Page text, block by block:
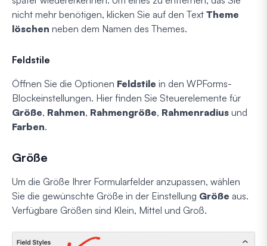
nicht mehr benötigen, klicken Sie auf den Text Theme
löschen neben dem Namen des Themes.
Feldstile
Öffnen Sie die Optionen Feldstile in den WPForms-
Blockeinstellungen. Hier finden Sie Steuerelemente für
Größe, Rahmen, Rahmengröße, Rahmenradius und
Farben.
Größe
Um die Größe Ihrer Formularfelder anzupassen, wählen
Sie die gewünschte Größe in der Einstellung Größe aus.
Verfügbare Größen sind Klein, Mittel und Groß.